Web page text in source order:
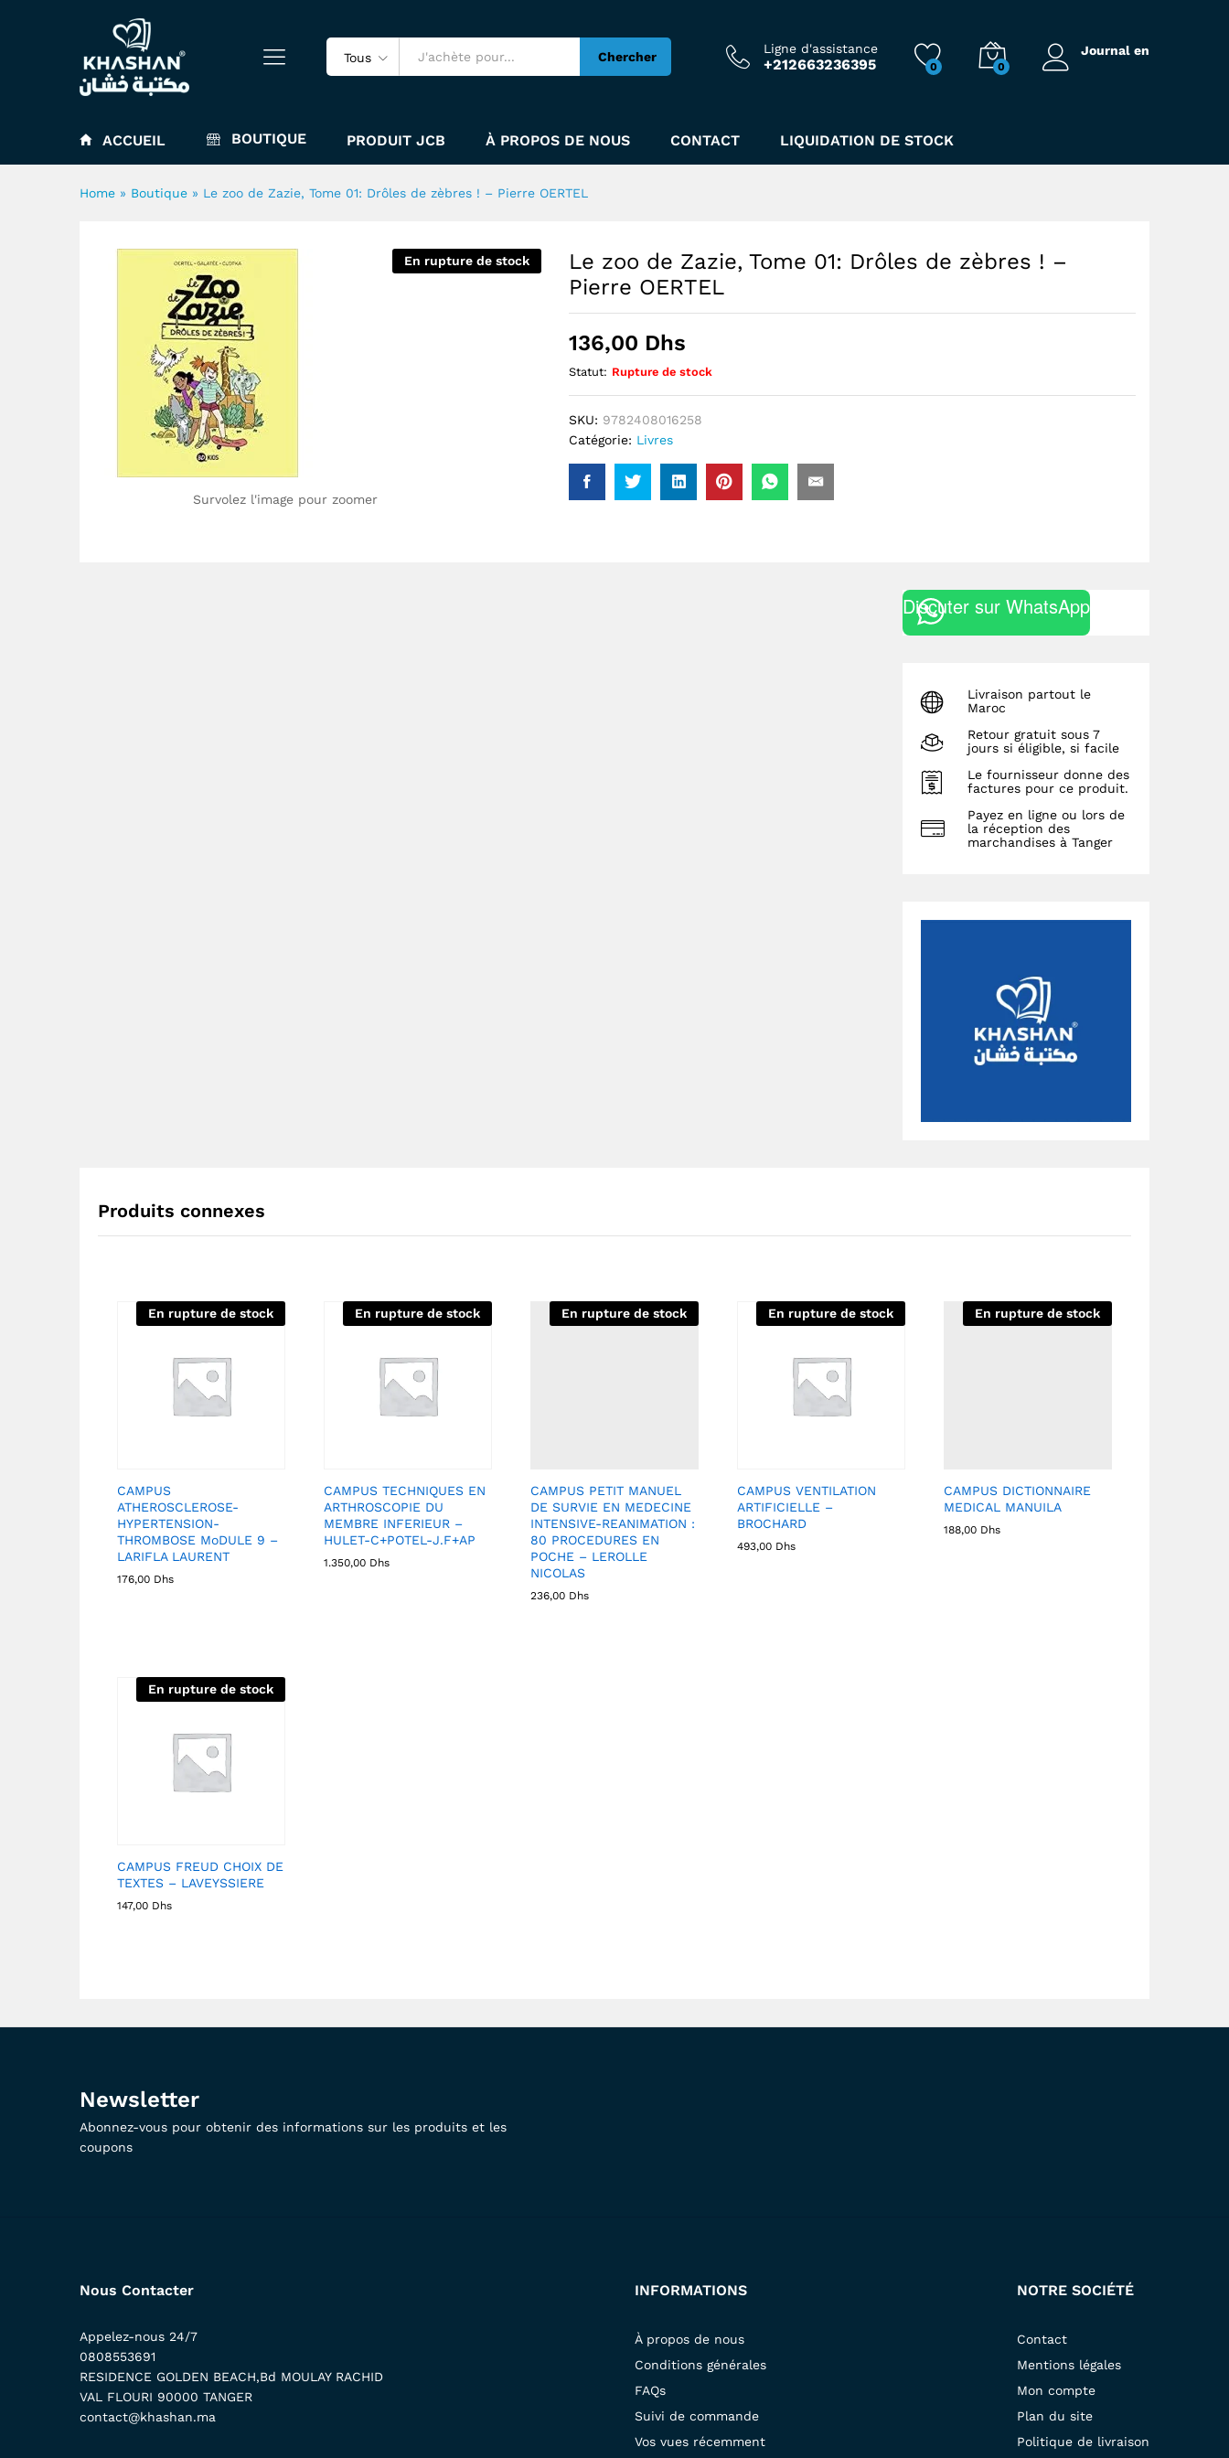
Tous Chercher
Ligne d'assistance
+212663236395 0 0
Journal en
ACCUEIL BOUTIQUE PRODUIT JCB À PROPOS DE NOUS CONTACT LIQUIDATION DE STOCK
Home » Boutique » Le zoo de Zazie, Tome 01: Drôles de zèbres ! – Pierre OERTEL
En rupture de stock
Survolez l'image pour zoomer
Le zoo de Zazie, Tome 01: Drôles de zèbres ! –
Pierre OERTEL
136,00 Dhs
Statut: Rupture de stock
SKU: 9782408016258
Catégorie: Livres
Discuter sur WhatsApp
Livraison partout le
Maroc
Retour gratuit sous 7
jours si éligible, si facile
Le fournisseur donne des
factures pour ce produit.
Payez en ligne ou lors de
la réception des
marchandises à Tanger
Produits connexes
En rupture de stock
CAMPUS
ATHEROSCLEROSE-
HYPERTENSION-
THROMBOSE MoDULE 9 –
LARIFLA LAURENT
176,00 Dhs
En rupture de stock
CAMPUS TECHNIQUES EN
ARTHROSCOPIE DU
MEMBRE INFERIEUR –
HULET-C+POTEL-J.F+AP
1.350,00 Dhs
En rupture de stock
CAMPUS PETIT MANUEL
DE SURVIE EN MEDECINE
INTENSIVE-REANIMATION :
80 PROCEDURES EN
POCHE – LEROLLE
NICOLAS
236,00 Dhs
En rupture de stock
CAMPUS VENTILATION
ARTIFICIELLE –
BROCHARD
493,00 Dhs
En rupture de stock
CAMPUS DICTIONNAIRE
MEDICAL MANUILA
188,00 Dhs
En rupture de stock
CAMPUS FREUD CHOIX DE
TEXTES – LAVEYSSIERE
147,00 Dhs
Newsletter
Abonnez-vous pour obtenir des informations sur les produits et les
coupons
Nous Contacter
Appelez-nous 24/7
0808553691
RESIDENCE GOLDEN BEACH,Bd MOULAY RACHID
VAL FLOURI 90000 TANGER
contact@khashan.ma
INFORMATIONS
À propos de nous
Conditions générales
FAQs
Suivi de commande
Vos vues récemment
NOTRE SOCIÉTÉ
Contact
Mentions légales
Mon compte
Plan du site
Politique de livraison